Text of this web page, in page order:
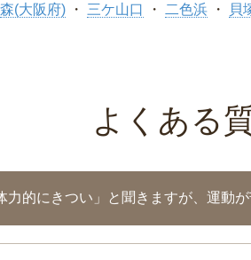
森(大阪府) 三ケ山口 二色浜 貝
よくある
力的にきつい」と聞きますが、運動